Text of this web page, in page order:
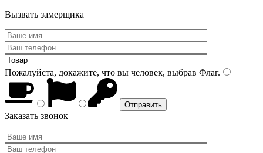
Вызвать замерщика
Пожалуйста, докажите, что вы человек, выбрав Флаг.
Заказать звонок